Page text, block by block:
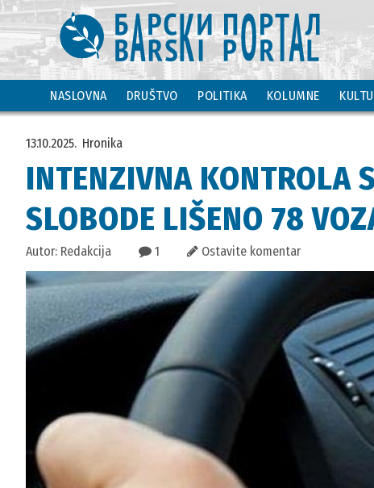
NASLOVNA DRUŠTVO POLITIKA KOLUMNE
13.10.2025. Hronika
INTENZIVNA KONTROLA
SLOBODE LIŠENO 78
Autor: Redakcija 1 Ostavite komentar